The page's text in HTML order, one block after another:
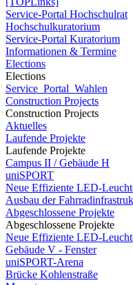
Service-Portal Hochschulrat
Hochschulkuratorium
Service-Portal Kuratorium
Informationen & Termine
Elections
Elections
Service_Portal_Wahlen
Construction Projects
Construction Projects
Aktuelles
Laufende Projekte
Laufende Projekte
Campus II / Gebäude H
uniSPORT
Neue Effiziente LED-
Ausbau der
Abgeschlossene Projekte
Abgeschlossene Projekte
Neue Effiziente LED-
Gebäude V - Fenster
uniSPORT-Arena
Brücke Kohlenstraße